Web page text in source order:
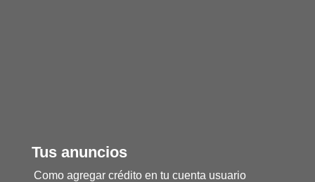
Tus anuncios
Como agregar crédito en tu cuenta usuario